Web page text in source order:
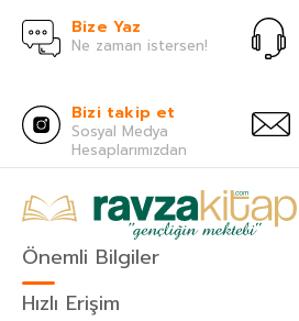
Bize Yaz
Ne zaman istersen!
Bizi takip et
Sosyal Medya
Hesaplarımızdan
Önemli Bilgiler
Hızlı Erişim